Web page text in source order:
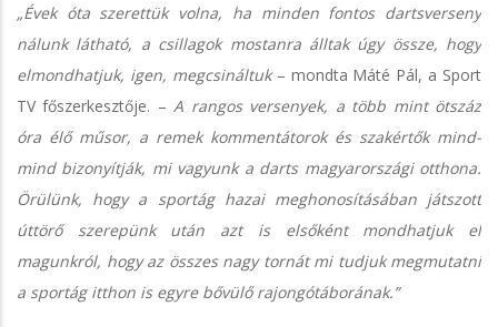
„Évek óta szerettük volna, ha minden fontos dartsverseny
nálunk látható, a csillagok mostanra álltak úgy össze, hogy
elmondhatjuk, igen, megcsináltuk– mondta Máté Pál, a Sport
TV főszerkesztője. –A rangos versenyek, a több mint ötszáz
óra élő műsor, a remek kommentátorok és szakértők mind-
mind bizonyítják, mi vagyunk a darts magyarországi otthona.
Örülünk, hogy a sportág hazai meghonosításában játszott
úttörő szerepünk után azt is elsőként mondhatjuk el
magunkról, hogy az összes nagy tornát mi tudjuk megmutatni
a sportág itthon is egyre bővülő rajongótáborának.”